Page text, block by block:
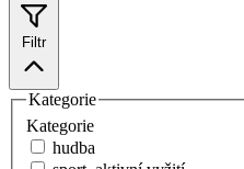
Filtr
Kategorie
Kategorie
hudba